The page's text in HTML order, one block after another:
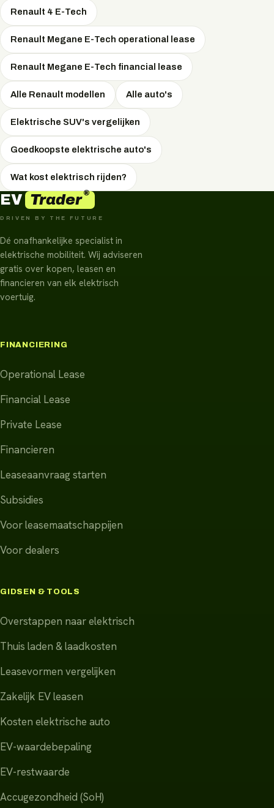
voordeligst is, hangt af van uw situatie — EVTrader
adviseert onafhankelijk en onderhandelt de scherpste
prijs.
Renault 4 E-Tech
Renault Megane E-Tech operational lease
Renault Megane E-Tech financial lease
Alle Renault modellen Alle auto's
Elektrische SUV's vergelijken
Goedkoopste elektrische auto's
Wat kost elektrisch rijden?
EV Trader®
DRIVEN BY THE FUTURE
Dé onafhankelijke specialist in
elektrische mobiliteit. Wij adviseren
gratis over kopen, leasen en
financieren van elk elektrisch
voertuig.
FINANCIERING
Operational Lease
Financial Lease
Private Lease
Financieren
Leaseaanvraag starten
Subsidies
Voor leasemaatschappijen
Voor dealers
GIDSEN & TOOLS
Overstappen naar elektrisch
Thuis laden & laadkosten
Leasevormen vergelijken
Zakelijk EV leasen
Kosten elektrische auto
EV-waardebepaling
EV-restwaarde
Accugezondheid (SoH)